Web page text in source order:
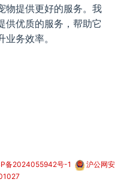
物提供更好的服务。我
供优质的服务，帮助它
务效率。
备2024055942号-1
沪公网安